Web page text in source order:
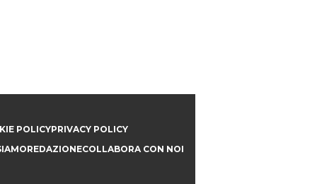
POLICYPRIVACY POLICY
REDAZIONECOLLABORA CON NOI